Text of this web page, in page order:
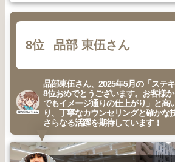
8位 品部 東伍さん
品部東伍さん、2025年5月の「ステ
8位おめでとうございます。お客様
でもイメージ通りの仕上がり」と高
り、丁寧なカウンセリングと確かな
さらなる活躍を期待しています！